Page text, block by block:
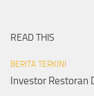
READ THIS
BERITA TERKINI
Investor Restoran